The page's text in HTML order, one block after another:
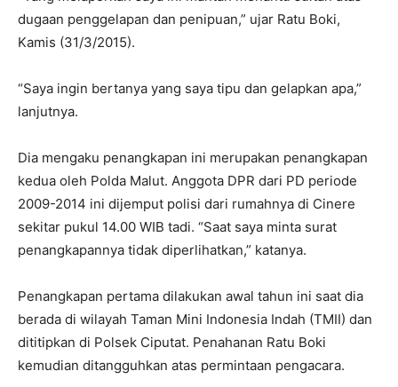
dugaan penggelapan dan penipuan,” ujar Ratu Boki,
Kamis (31/3/2015).
“Saya ingin bertanya yang saya tipu dan gelapkan apa,”
lanjutnya.
Dia mengaku penangkapan ini merupakan penangkapan
kedua oleh Polda Malut. Anggota DPR dari PD periode
2009-2014 ini dijemput polisi dari rumahnya di Cinere
sekitar pukul 14.00 WIB tadi. “Saat saya minta surat
penangkapannya tidak diperlihatkan,” katanya.
Penangkapan pertama dilakukan awal tahun ini saat dia
berada di wilayah Taman Mini Indonesia Indah (TMII) dan
dititipkan di Polsek Ciputat. Penahanan Ratu Boki
kemudian ditangguhkan atas permintaan pengacara.